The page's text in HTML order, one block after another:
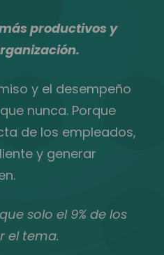
productivos y
y el desempeño
nunca. Porque
de los empleados,
y generar
solo el 9% de los
el tema.